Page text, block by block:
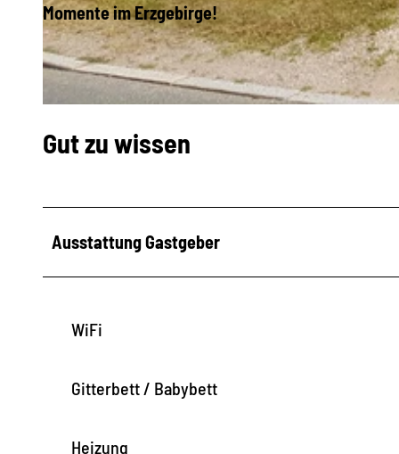
Momente im Erzgebirge!
Gut zu wissen
Ausstattung Gastgeber
WiFi
Gitterbett / Babybett
Heizung